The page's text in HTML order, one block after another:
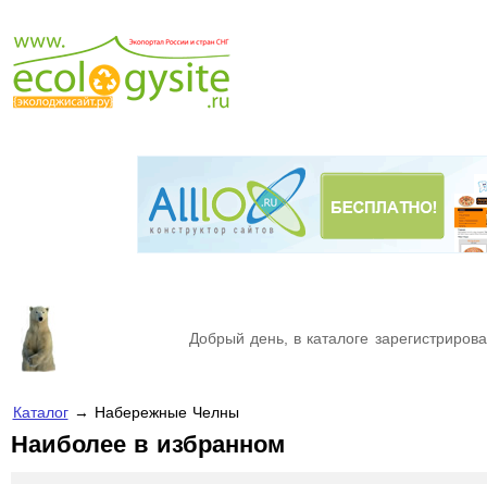
Добрый день, в каталоге
Каталог→ Набережные Челны
Наиболее в избранном